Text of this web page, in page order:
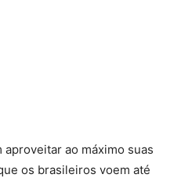
ao máximo suas
os brasileiros voem até